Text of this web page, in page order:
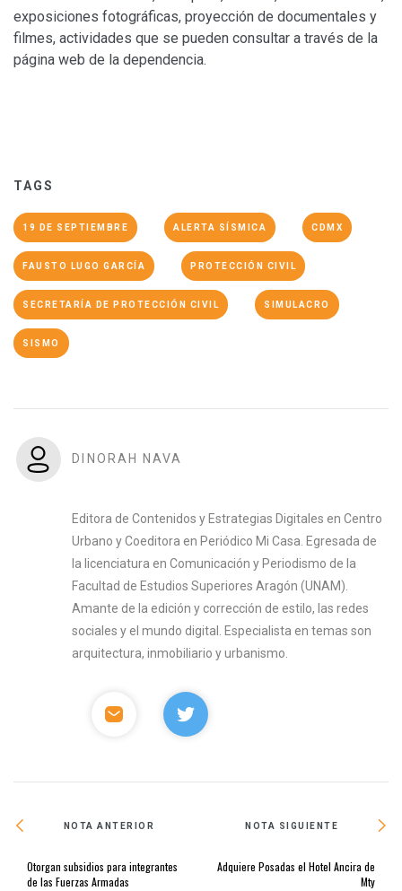
exposiciones fotográficas, proyección de documentales y
filmes, actividades que se pueden consultar a través de la
página web de la dependencia.
TAGS
19 DE SEPTIEMBRE ALERTA SÍSMICA CDMX
FAUSTO LUGO GARCÍA PROTECCIÓN CIVIL
SECRETARÍA DE PROTECCIÓN CIVIL SIMULACRO
SISMO
DINORAH NAVA
Editora de Contenidos y Estrategias Digitales en Centro
Urbano y Coeditora en Periódico Mi Casa. Egresada de
la licenciatura en Comunicación y Periodismo de la
Facultad de Estudios Superiores Aragón (UNAM).
Amante de la edición y corrección de estilo, las redes
sociales y el mundo digital. Especialista en temas son
arquitectura, inmobiliario y urbanismo.
NOTA ANTERIOR
Otorgan subsidios para integrantes
de las Fuerzas Armadas
NOTA SIGUIENTE
Adquiere Posadas el Hotel Ancira de
Mty